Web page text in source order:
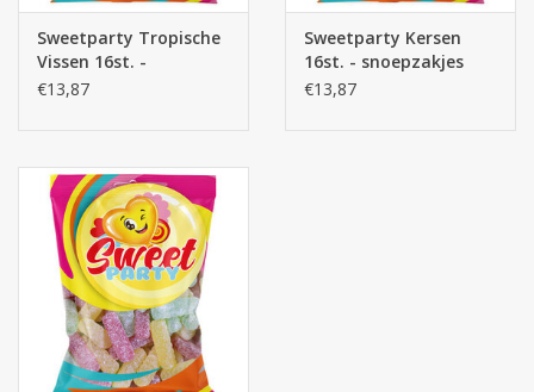
Sweetparty Tropische
Vissen 16st. -
snoepzakjes
€13,87
Sweetparty Kersen
16st. - snoepzakjes
€13,87